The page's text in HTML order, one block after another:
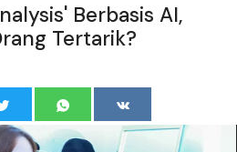
Berbasis AI,
Tertarik?